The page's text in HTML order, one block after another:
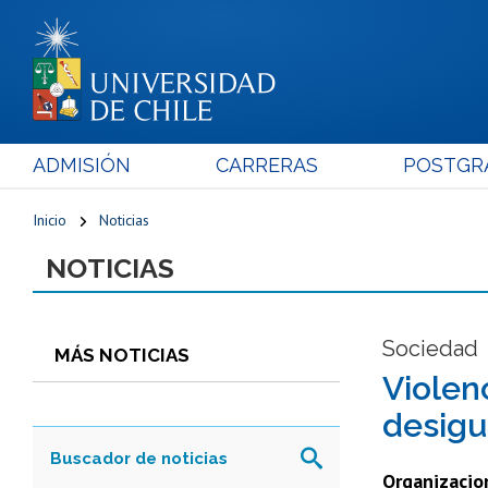
ADMISIÓN CARRERAS
Inicio Noticias
NOTICIAS
MÁS NOTICIAS Sociedad